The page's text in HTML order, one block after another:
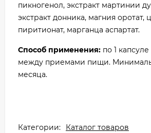
пикногенол, экстракт мартинии
экстракт донника, магния оротат,
пиритионат, марганца аспартат.
Способ применения: по 1
между приемами пищи.
месяца.
Категории:
Каталог товаров